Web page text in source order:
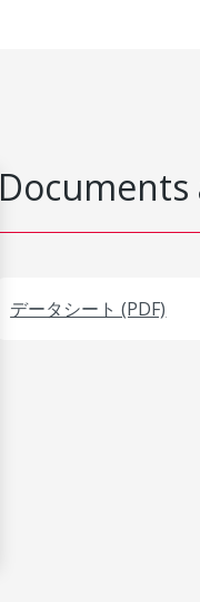
Documents
データシート (PDF)